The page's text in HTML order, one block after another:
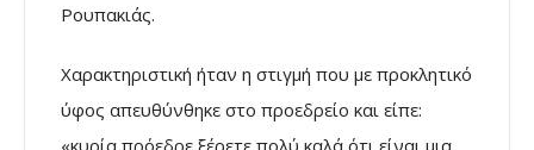
Ρουπακιάς.
Χαρακτηριστική ήταν η στιγμή που με προκλητικό
ύφος απευθύνθηκε στο προεδρείο και είπε: